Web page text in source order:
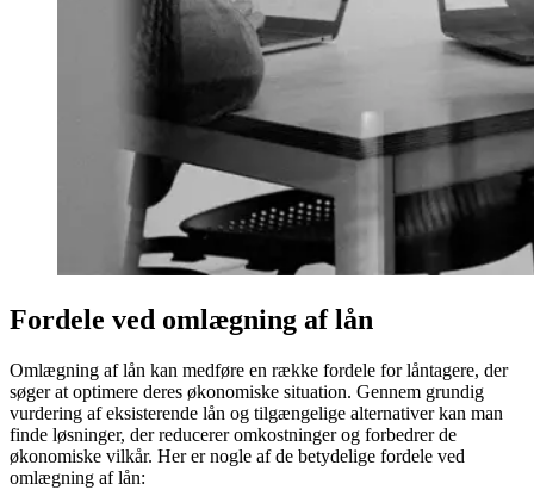
Fordele ved omlægning af lån
Omlægning af lån kan medføre en række fordele for låntagere, der
søger at optimere deres økonomiske situation. Gennem grundig
vurdering af eksisterende lån og tilgængelige alternativer kan man
finde løsninger, der reducerer omkostninger og forbedrer de
økonomiske vilkår. Her er nogle af de betydelige fordele ved
omlægning af lån: